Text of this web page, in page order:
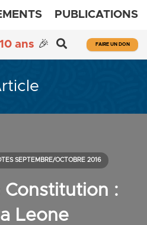
PUBLICATIONS
10 ans 🎉 FAIRE UN DON
:
Leone
SEPTEMBRE/OCTOBRE 2016